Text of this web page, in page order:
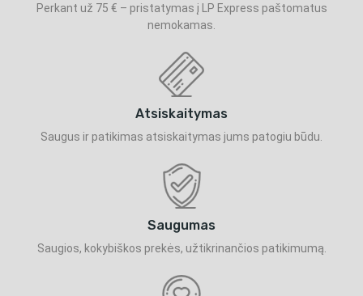
Perkant už 75 € – pristatymas į LP Express paštomatus
nemokamas.
Atsiskaitymas
Saugus ir patikimas atsiskaitymas jums patogiu būdu.
Saugumas
Saugios, kokybiškos prekės, užtikrinančios patikimumą.